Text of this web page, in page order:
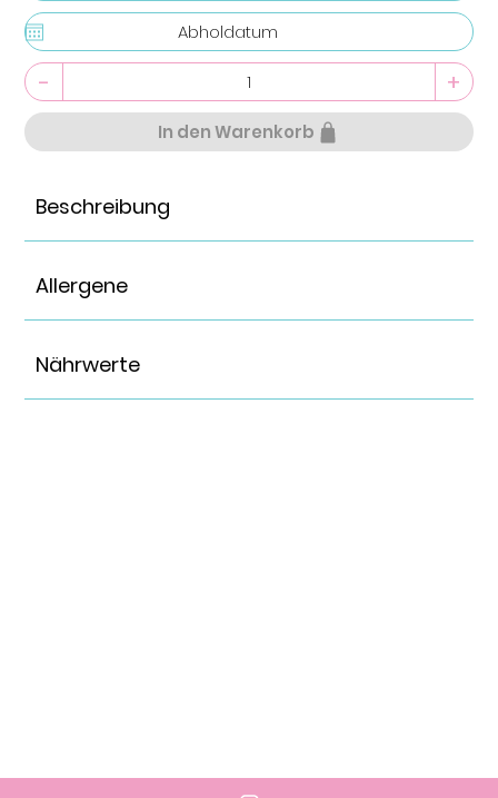
Nährwerte
Allergene
Beschreibung
In den Warenkorb
- +